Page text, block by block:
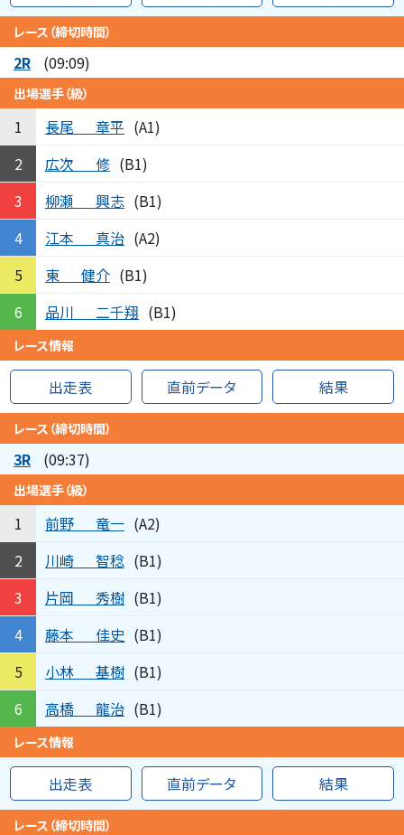
レース（締切時間）
2R (09:09)
出場選手（級）
1 長尾 章平 (A1)
2
広次 修 (B1)
3
柳瀬 興志 (B1)
4
江本 真治 (A2)
5
東 健介 (B1)
6
品川 二千翔 (B1)
レース情報
出走表 直前データ 結果
レース（締切時間）
3R (09:37)
出場選手（級）
1 前野 竜一 (A2)
2
川崎 智稔 (B1)
3
片岡 秀樹 (B1)
4
藤本 佳史 (B1)
5
小林 基樹 (B1)
6
高橋 龍治 (B1)
レース情報
出走表 直前データ 結果
レース（締切時間）